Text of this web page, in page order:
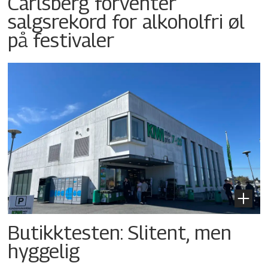
salgsrekord for alkoholfri øl
på festivaler
Butikktesten: Slitent, men
hyggelig